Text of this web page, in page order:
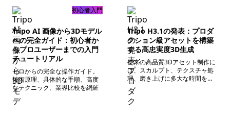
初心者入門
Tripo AI 画像から3Dモデル
への完全ガイド：初心者か
らプロユーザーまでの入門
チュートリアル
ゼロからの完全な操作ガイド。
技術原理、具体的な手順、高度
なテクニック、業界比較を網羅
Tripo H3.1の発表：プロダ
クション級アセットを構築
する高忠実度3D生成
従来の高品質3Dアセット制作に
は、スカルプト、テクスチャ処
理、磨き上げに多大な時間を要
しました。AIツールを使って
も、微細なジオメトリと安定し
た一貫性のある表面品質を両立